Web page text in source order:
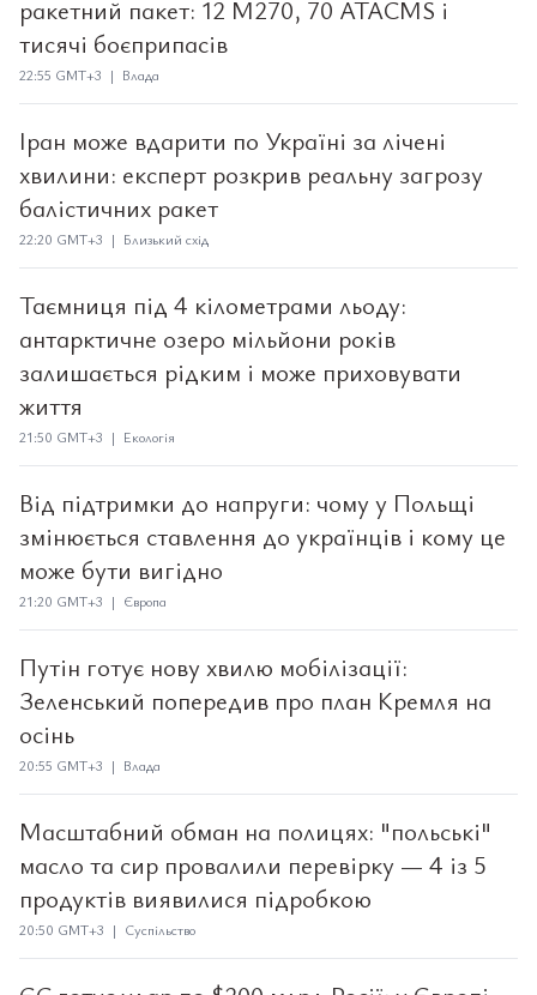
ракетний пакет: 12 M270, 70 ATACMS і
тисячі боєприпасів
22:55 GMT+3 | Влада
Іран може вдарити по Україні за лічені
хвилини: експерт розкрив реальну загрозу
балістичних ракет
22:20 GMT+3 | Близький схід
Таємниця під 4 кілометрами льоду:
антарктичне озеро мільйони років
залишається рідким і може приховувати
життя
21:50 GMT+3 | Екологія
Від підтримки до напруги: чому у Польщі
змінюється ставлення до українців і кому це
може бути вигідно
21:20 GMT+3 | Європа
Путін готує нову хвилю мобілізації:
Зеленський попередив про план Кремля на
осінь
20:55 GMT+3 | Влада
Масштабний обман на полицях: "польські"
масло та сир провалили перевірку — 4 із 5
продуктів виявилися підробкою
20:50 GMT+3 | Суспільство